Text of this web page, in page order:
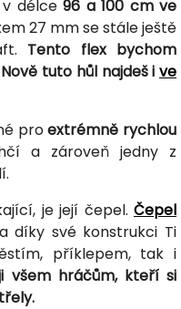
délce96 a 100 cm ve
27 mm se stále ještě
Tento flex bychom
tuto hůl najdeš i ve
proextrémně rychlou
a zároveň jedny z
je její čepel. Čepel
díky své konstrukci Ti
příklepem, tak i
všem hráčům, kteří si